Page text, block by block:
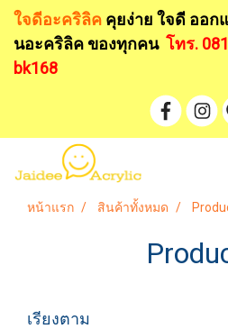
ใจดีอะคริลิค คุยง่าย ใจดี ออก
นอะคริลิค ของทุกคน โทร.
bk168
หน้าแรก สินค้าทั้งหมด
เรียงตาม